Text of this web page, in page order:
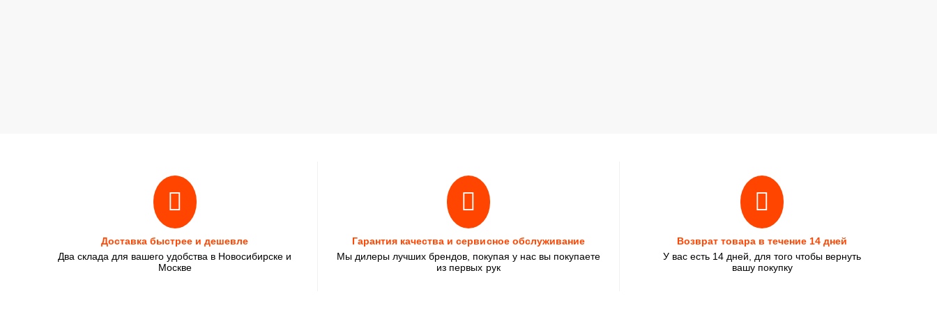
Доставка быстрее и дешевле
Два склада для вашего удобства в Новосибирске и
Москве
Гарантия качества и сервисное обслуживание
Мы дилеры лучших брендов, покупая у нас вы покупаете
из первых рук
Возврат товара в течение 14 дней
У вас есть 14 дней, для того чтобы вернуть
вашу покупку